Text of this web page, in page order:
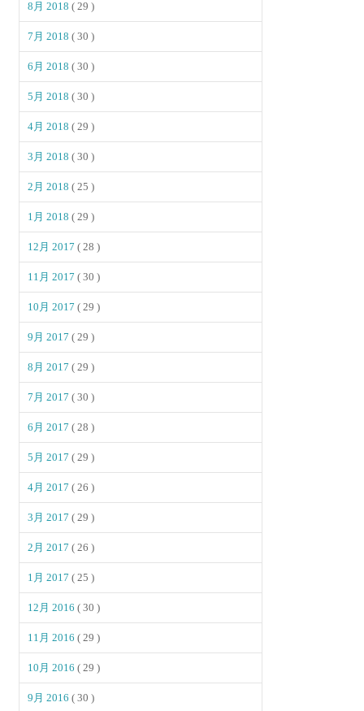
8月 2018( 29 )
7月 2018( 30 )
6月 2018( 30 )
5月 2018( 30 )
4月 2018( 29 )
3月 2018( 30 )
2月 2018( 25 )
1月 2018( 29 )
12月 2017( 28 )
11月 2017( 30 )
10月 2017( 29 )
9月 2017( 29 )
8月 2017( 29 )
7月 2017( 30 )
6月 2017( 28 )
5月 2017( 29 )
4月 2017( 26 )
3月 2017( 29 )
2月 2017( 26 )
1月 2017( 25 )
12月 2016( 30 )
11月 2016( 29 )
10月 2016( 29 )
9月 2016( 30 )